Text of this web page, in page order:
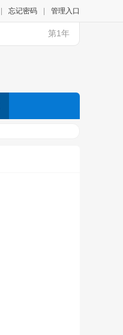
忘记密码 管理入口
第1年